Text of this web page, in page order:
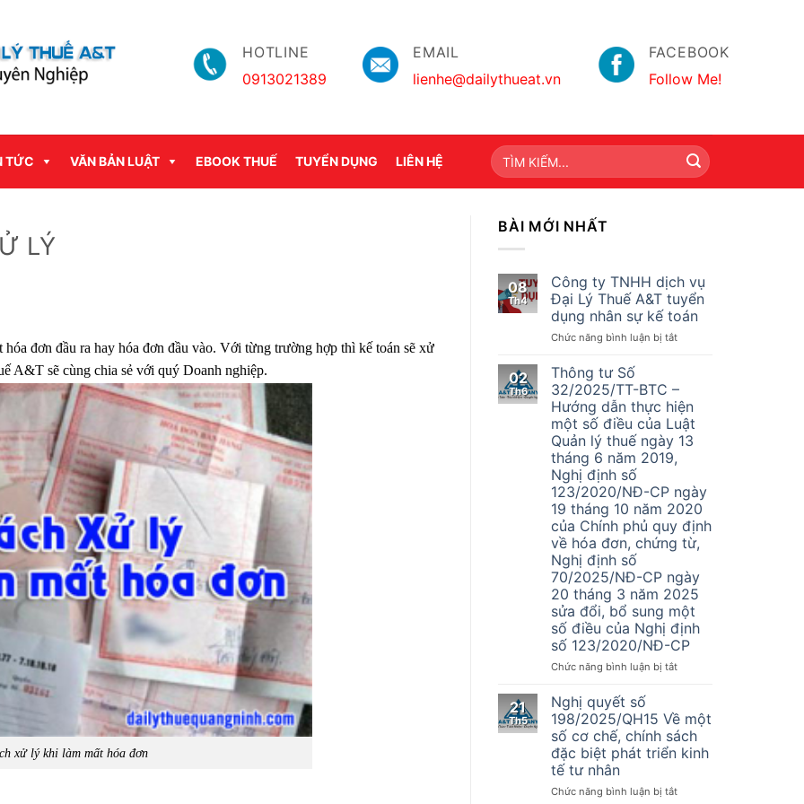
HOTLINE
0913021389
EMAIL
lienhe@dailythueat.vn
FACEBOOK
Follow Me!
TỨC VĂN BẢN LUẬT EBOOK THUẾ TUYỂN DỤNG LIÊN HỆ
LÝ
đơn đầu ra hay hóa đơn đầu vào. Với từng trường hợp thì kế toán sẽ xử
A&T sẽ cùng chia sẻ với quý Doanh nghiệp.
xử lý khi làm mất hóa đơn
BÀI MỚI NHẤT
08
Th4
Công ty TNHH dịch vụ
Đại Lý Thuế A&T tuyển
dụng nhân sự kế toán
Chức năng bình luận bị tắtở
vụ
Đại
Lý
tuyển
dụng
nhân
sự
kế
02
Th6
Thông tư Số
32/2025/TT-BTC –
Hướng dẫn thực hiện
một số điều của Luật
Quản lý thuế ngày 13
tháng 6 năm 2019,
Nghị định số
123/2020/NĐ-CP ngày
19 tháng 10 năm 2020
của Chính phủ quy định
về hóa đơn, chứng từ,
Nghị định số
70/2025/NĐ-CP ngày
20 tháng 3 năm 2025
sửa đổi, bổ sung một
số điều của Nghị định
số 123/2020/NĐ-CP
Chức năng bình luận bị tắtở
Số
32/2025/TT-
BTC
dẫn
21
Th5
Nghị quyết số
198/2025/QH15 Về một
số cơ chế, chính sách
đặc biệt phát triển kinh
tế tư nhân
Chức năng bình luận bị tắtở